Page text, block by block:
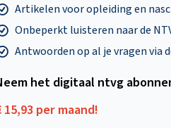
Artikelen voor opleiding en
Onbeperkt luisteren naar de
Antwoorden op al je vragen via
het digitaal ntvg
15,93 per maand!